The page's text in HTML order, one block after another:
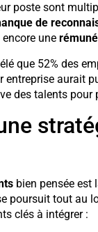
poste sont
de
encore une
que 52% des
aurait
des talents pour
bien pensée est
poursuit tout au
clés à intégrer :